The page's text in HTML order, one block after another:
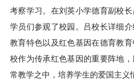
考察学习。在刘英小学德育副校
学员们参观了校园。吕校长详细介
教育特色以及红色基因在德育教
校作为传承红色基因的重要阵地
常教学之中，培养学生的爱国主义